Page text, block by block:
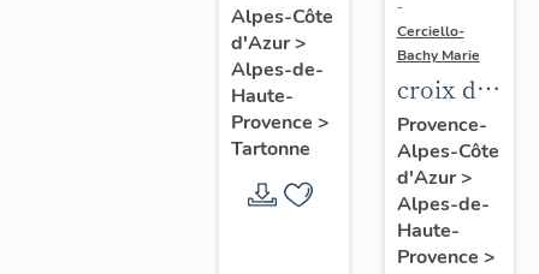
statues-
reliquaires
: Sainte
(?), La
Vierge à
l'Enfant
Alpes-Côte
d'Azur>
Alpes-de-
Haute-
Provence >
Tartonne
-
Cerciello-
Bachy Marie
croix de
procession
: Christ
en croix
(N° 2)
Provence-
Alpes-Côte
d'Azur>
Alpes-de-
Haute-
Provence >